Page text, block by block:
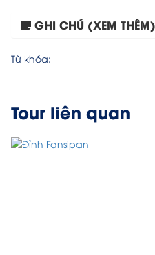
GHI CHÚ (XEM THÊM)
Từ khóa:
Tour liên quan
Tour Đà